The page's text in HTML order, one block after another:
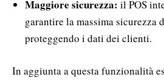
Maggiore sicurezza: il POS
garantire la massima sicurezza
proteggendo i dati dei clienti.
In aggiunta a questa funzionalità